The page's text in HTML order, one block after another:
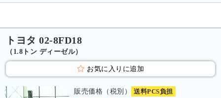
トヨタ 02-8FD18
（1.8トン ディーゼル）
お気に入りに追加
販売価格（税別） 送料PCS負担